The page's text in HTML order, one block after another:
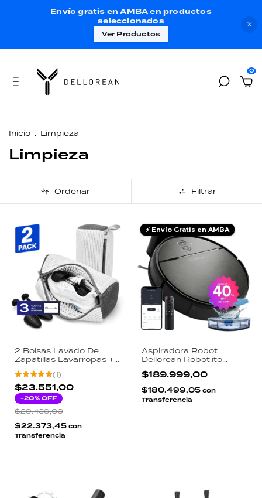
×
Envío gratis en AMBA en productos
seleccionados
Ver Productos
0
Inicio . Limpieza
Limpieza
Ordenar Filtrar
2 Bolsas Lavado De
Zapatillas Lavarropas +
Soporte Interno 3d
Dellorean(1)
$23.551,00
-20% OFF
$29.439,00
$22.373,45 con
Transferencia
⚡ Envío Gratis en AMBA
Aspiradora Robot
Dellorean Robot.ito
Barre Trapea WiFi App
Tuya Google Alexa
Sensores Antichoque
$189.999,00
$180.499,05 con
Transferencia